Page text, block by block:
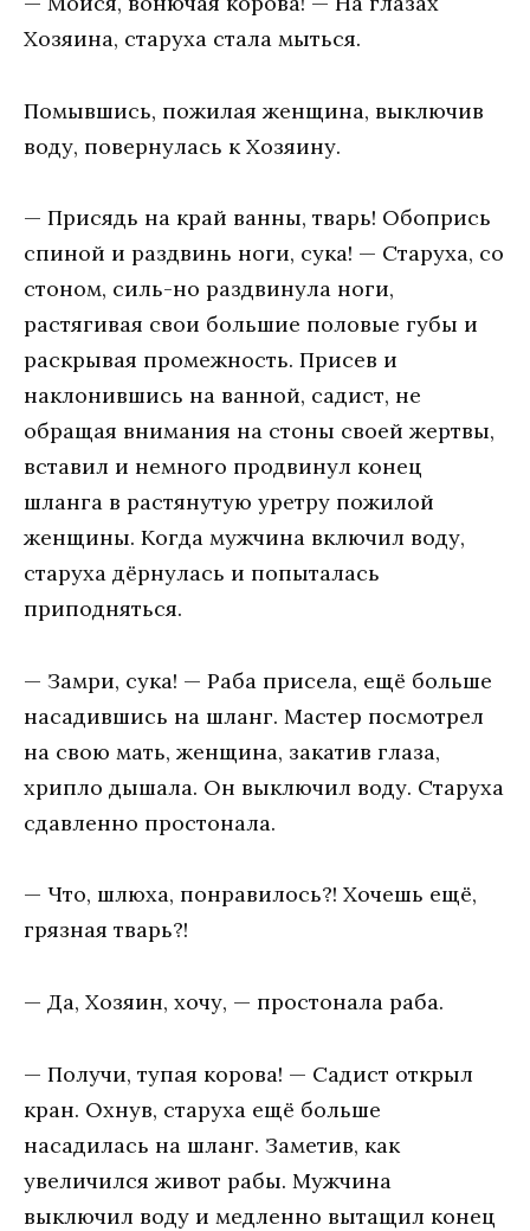
Хозяина, старуха стала мыться.
Помывшись, пожилая женщина, выключив
воду, повернулась к Хозяину.
— Присядь на край ванны, тварь! Обопрись
спиной и раздвинь ноги, сука! — Старуха, со
стоном, силь-но раздвинула ноги,
растягивая свои большие половые губы и
раскрывая промежность. Присев и
наклонившись на ванной, садист, не
обращая внимания на стоны своей жертвы,
вставил и немного продвинул конец
шланга в растянутую уретру пожилой
женщины. Когда мужчина включил воду,
старуха дёрнулась и попыталась
приподняться.
— Замри, сука! — Раба присела, ещё больше
насадившись на шланг. Мастер посмотрел
на свою мать, женщина, закатив глаза,
хрипло дышала. Он выключил воду. Старуха
сдавленно простонала.
— Что, шлюха, понравилось?! Хочешь ещё,
грязная тварь?!
— Да, Хозяин, хочу, — простонала раба.
— Получи, тупая корова! — Садист открыл
кран. Охнув, старуха ещё больше
насадилась на шланг. Заметив, как
увеличился живот рабы. Мужчина
выключил воду и медленно вытащил конец